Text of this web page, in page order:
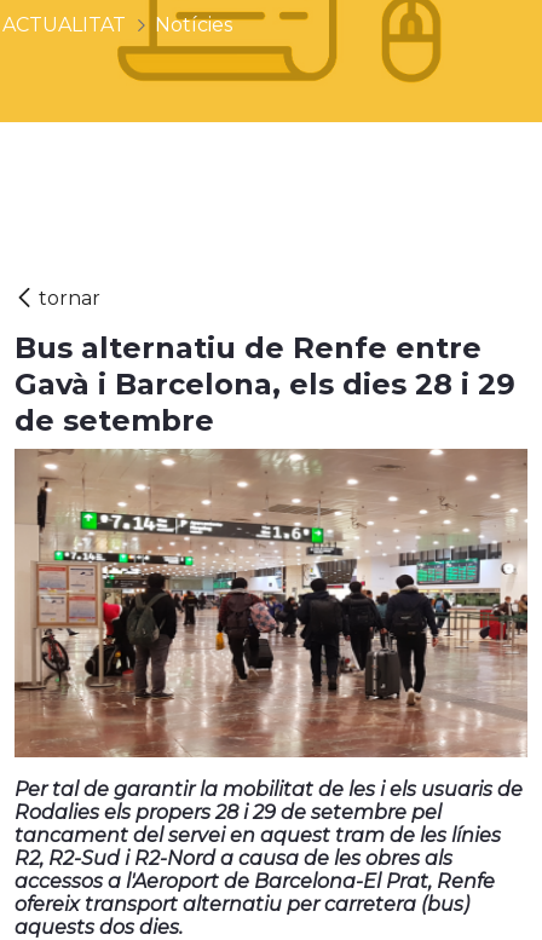
ACTUALITAT Notícies
Bus alternatiu de Renfe entre
Gavà i Barcelona, els dies 28 i 29
de setembre
Per tal de garantir la mobilitat de les i els usuaris de
Rodalies els propers 28 i 29 de setembre pel
tancament del servei en aquest tram de les línies
R2, R2-Sud i R2-Nord a causa de les obres als
accessos a l'Aeroport de Barcelona-El Prat, Renfe
ofereix transport alternatiu per carretera (bus)
aquests dos dies.